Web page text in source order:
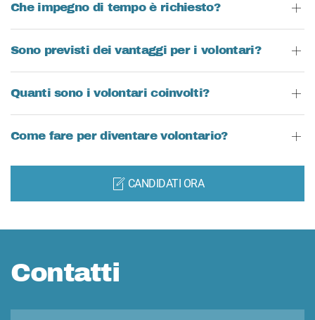
Che impegno di tempo è richiesto?
Sono previsti dei vantaggi per i volontari?
Quanti sono i volontari coinvolti?
Come fare per diventare volontario?
CANDIDATI ORA
Contatti